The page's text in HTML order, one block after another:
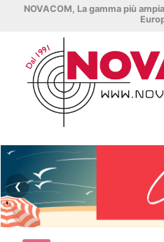
NOVACOM, La gamma più
❮